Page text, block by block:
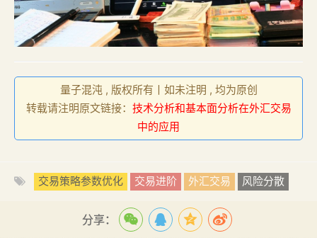
量子混沌 , 版权所有丨如未注明 , 均为原创
转载请注明原文链接： 技术分析和基本面分析在外汇交易
中的应用
交易策略参数优化 交易进阶 外汇交易 风险分散
分享：